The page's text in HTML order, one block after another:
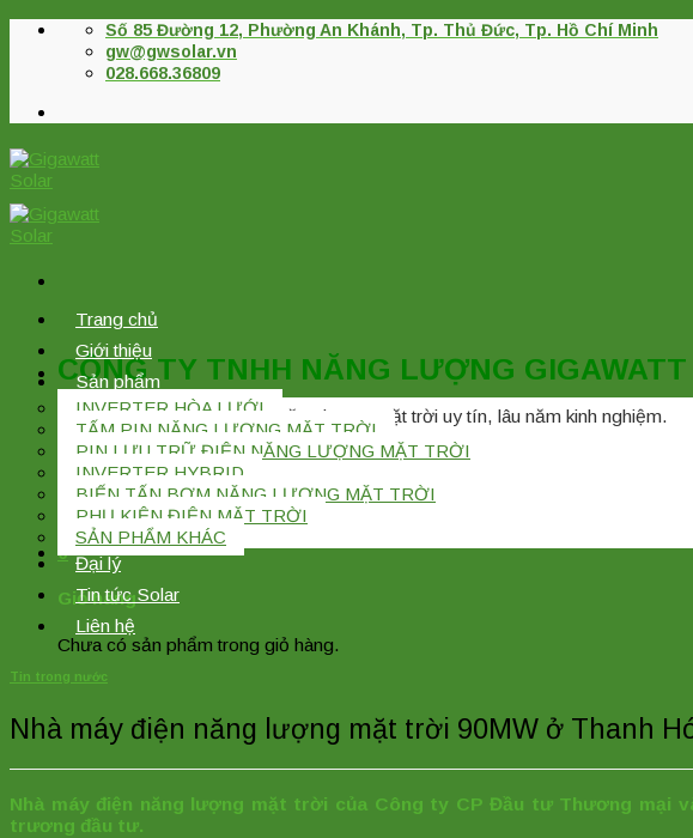
Skip
Số 85 Đường 12, Phường An Khánh, Tp. Thủ Đức, Tp. Hồ Chí Minh
gw@gwsolar.vn
028.668.36809
CÔNG TY TNHH NĂNG LƯỢNG GIGAWATT
Nhà phân phối thiết bị Điện năng lượng mặt trời uy tín, lâu năm kinh nghiệm.
Tìm
kiếm:
0
Giỏ hàng
Chưa có sản phẩm trong giỏ hàng.
Trang chủ
Giới thiệu
Sản phẩm
INVERTER HÒA LƯỚI
TẤM PIN NĂNG LƯỢNG MẶT TRỜI
PIN LƯU TRỮ ĐIỆN NĂNG LƯỢNG MẶT TRỜI
INVERTER HYBRID
BIẾN TẤN BƠM NĂNG LƯỢNG MẶT TRỜI
PHỤ KIỆN ĐIỆN MẶT TRỜI
SẢN PHẨM KHÁC
Đại lý
Tin tức Solar
Liên hệ
Tin trong nước
Nhà máy điện năng lượng mặt trời 90MW ở Thanh
Nhà máy điện năng lượng mặt trời của Công ty CP Đầu tư Thương mại
trương đầu tư.